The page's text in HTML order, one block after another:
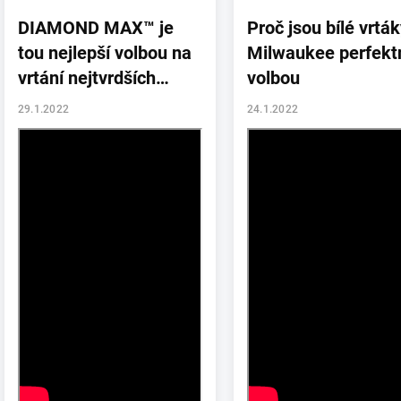
DIAMOND MAX™ je
tou nejlepší volbou na
vrtání nejtvrdších
obkladů a dlažby.
29.1.2022
Proč jsou bílé
Milwaukee
volbou
24.1.2022